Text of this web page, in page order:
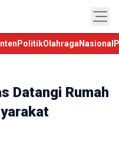
PolitikOlahraga Nasional
Datangi Rumah